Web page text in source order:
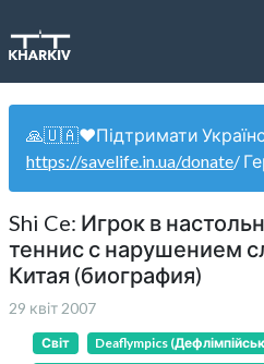
🙏🇺🇦❤️Підтримати
https://savelife.in.ua/donate/
Shi Ce: Игрок в
теннис с нарушением
Китая (биография)
29 квіт 2007
Світ
Deaflympics